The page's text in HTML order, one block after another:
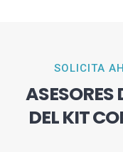
SOLICITA
ASESORES
DEL KIT